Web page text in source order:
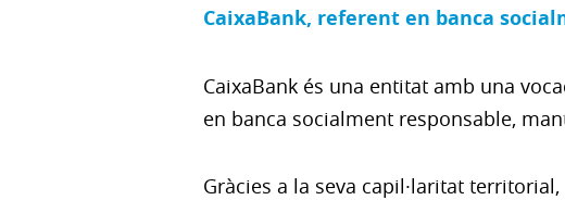
CaixaBank, referent en banca
CaixaBank és una entitat amb una
en banca socialment responsable,
Gràcies a la seva capil·laritat